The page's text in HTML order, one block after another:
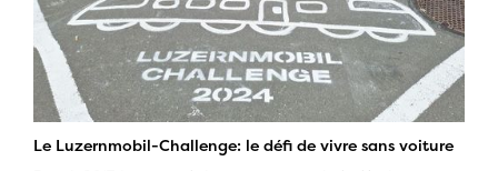
Le Luzernmobil-Challenge: le défi de vivre sans voiture